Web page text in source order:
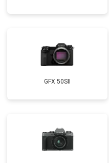
GFX 50SII